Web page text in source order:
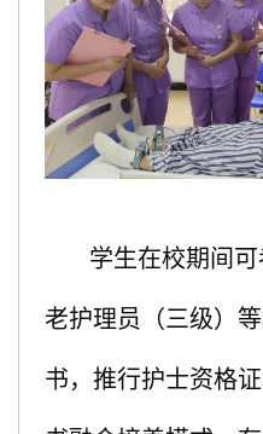
学生在校期间
老护理员（三级）
书，推行护士资格